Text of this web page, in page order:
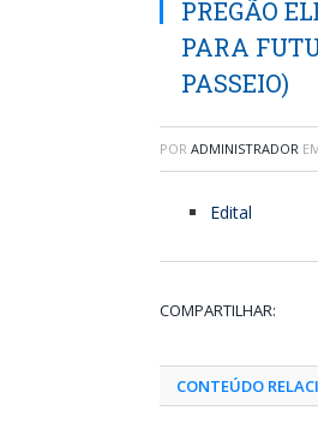
PREGÃO
PARA
PASSEIO)
POR ADMINISTRADOR
Edital
COMPARTILHAR:
CONTEÚDO